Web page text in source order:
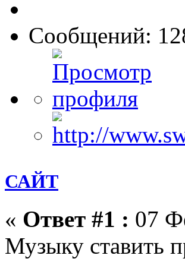
Сообщений:
САЙТ
« Ответ #1 : 07
Музыку ставить